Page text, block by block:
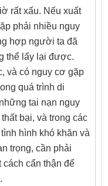
rất xấu. Nếu xuất
phải nhiều nguy
hợp người ta đã
thể lấy lại được.
và có nguy cơ gặp
quá trình di
tai nạn nguy
bại, và trong các
hình khó khăn và
trọng, cần phải
cách cẩn thận để